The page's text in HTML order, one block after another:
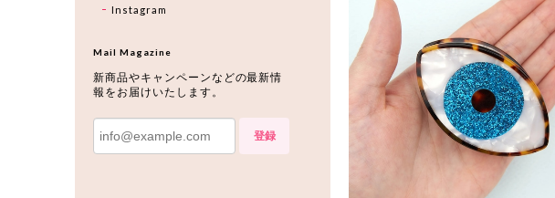
Instagram
Mail Magazine
新商品やキャンペーンなどの最新情
報をお届けいたします。
登録